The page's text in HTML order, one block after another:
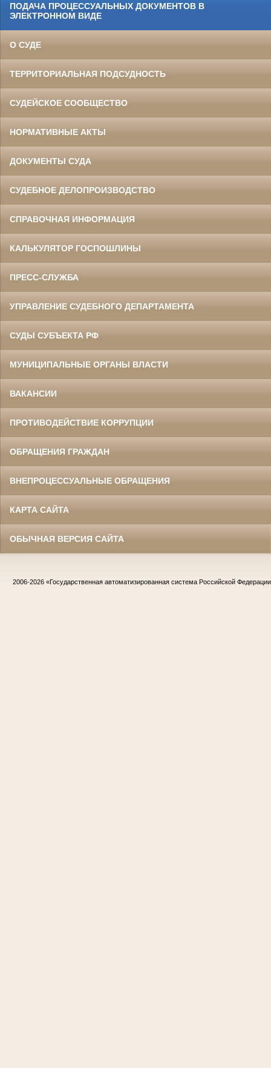
ПОДАЧА ПРОЦЕССУАЛЬНЫХ ДОКУМЕНТОВ В
ЭЛЕКТРОННОМ ВИДЕ
О СУДЕ
ТЕРРИТОРИАЛЬНАЯ ПОДСУДНОСТЬ
СУДЕЙСКОЕ СООБЩЕСТВО
НОРМАТИВНЫЕ АКТЫ
ДОКУМЕНТЫ СУДА
СУДЕБНОЕ ДЕЛОПРОИЗВОДСТВО
СПРАВОЧНАЯ ИНФОРМАЦИЯ
КАЛЬКУЛЯТОР ГОСПОШЛИНЫ
ПРЕСС-СЛУЖБА
УПРАВЛЕНИЕ СУДЕБНОГО ДЕПАРТАМЕНТА
СУДЫ СУБЪЕКТА РФ
МУНИЦИПАЛЬНЫЕ ОРГАНЫ ВЛАСТИ
ВАКАНСИИ
ПРОТИВОДЕЙСТВИЕ КОРРУПЦИИ
ОБРАЩЕНИЯ ГРАЖДАН
ВНЕПРОЦЕССУАЛЬНЫЕ ОБРАЩЕНИЯ
КАРТА САЙТА
ОБЫЧНАЯ ВЕРСИЯ САЙТА
2006-2026 «Государственная автоматизированная система Российской